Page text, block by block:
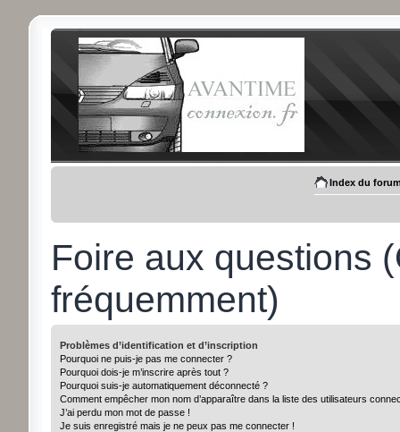
Index du
Foire aux questions
fréquemment)
Problèmes d’identification et d’inscription
Pourquoi ne puis-je pas me connecter ?
Pourquoi dois-je m’inscrire après tout ?
Pourquoi suis-je automatiquement déconnecté ?
Comment empêcher mon nom d’apparaître dans la liste des utilisateurs
J’ai perdu mon mot de passe !
Je suis enregistré mais je ne peux pas me connecter !